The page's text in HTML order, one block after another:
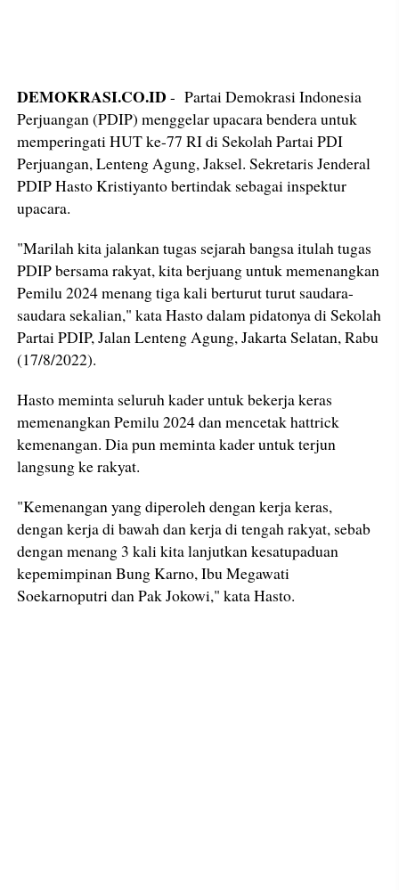
DEMOKRASI.CO.ID - Partai Demokrasi Indonesia
Perjuangan (PDIP) menggelar upacara bendera untuk
memperingati HUT ke-77 RI di Sekolah Partai PDI
Perjuangan, Lenteng Agung, Jaksel. Sekretaris Jenderal
PDIP Hasto Kristiyanto bertindak sebagai inspektur
upacara.
"Marilah kita jalankan tugas sejarah bangsa itulah tugas
PDIP bersama rakyat, kita berjuang untuk memenangkan
Pemilu 2024 menang tiga kali berturut turut saudara-
saudara sekalian," kata Hasto dalam pidatonya di Sekolah
Partai PDIP, Jalan Lenteng Agung, Jakarta Selatan, Rabu
(17/8/2022).
Hasto meminta seluruh kader untuk bekerja keras
memenangkan Pemilu 2024 dan mencetak hattrick
kemenangan. Dia pun meminta kader untuk terjun
langsung ke rakyat.
"Kemenangan yang diperoleh dengan kerja keras,
dengan kerja di bawah dan kerja di tengah rakyat, sebab
dengan menang 3 kali kita lanjutkan kesatupaduan
kepemimpinan Bung Karno, Ibu Megawati
Soekarnoputri dan Pak Jokowi," kata Hasto.